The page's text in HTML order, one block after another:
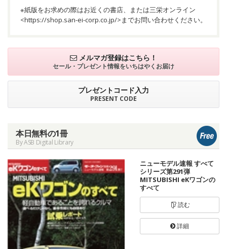
※紙版をお求めの際はお近くの書店、または三栄オンライン
<https://shop.san-ei-corp.co.jp/>までお問い合わせください。
メルマガ登録はこちら！
セール・プレゼント情報をいちはやくお届け
プレゼントコード入力
PRESENT CODE
本日無料の1冊
By ASB Digital Library
ニューモデル速報 すべて
シリーズ第291弾
MITSUBISHI eKワゴンの
すべて
読む
詳細